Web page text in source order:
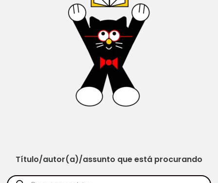
Título/autor(a)/assunto que está procurando